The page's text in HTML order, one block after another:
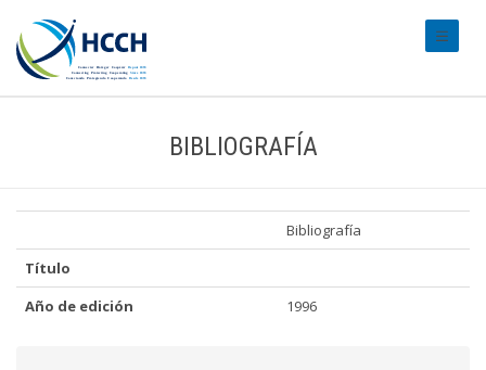
BIBLIOGRAFÍA
Bibliografía
Título
Año de edición
1996